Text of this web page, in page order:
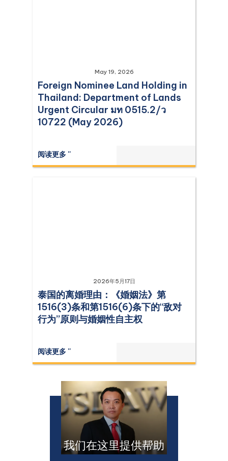
我们在这里提供帮助
May 19, 2026
Foreign Nominee Land Holding in
Thailand: Department of Lands
Urgent Circular มท 0515.2/ว
10722 (May 2026)
阅读更多 ''
2026年5月17日
泰国的离婚理由：《婚姻法》第
1516(3)条和第1516(6)条下的“敌对
行为”原则与婚姻性自主权
阅读更多 ''